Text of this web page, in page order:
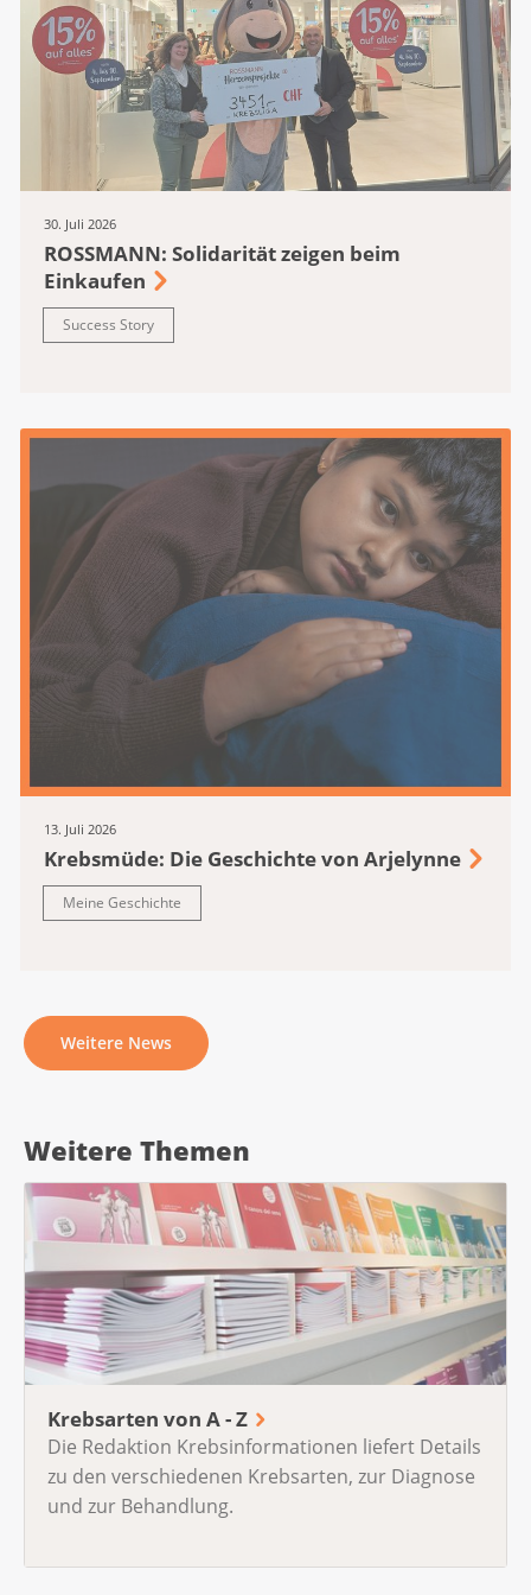
30. Juli 2026
ROSSMANN: Solidarität zeigen beim
Einkaufen
Success Story
13. Juli 2026
Krebsmüde: Die Geschichte von Arjelynne
Meine Geschichte
Weitere News
Weitere Themen
Krebsarten von A - Z
Die Redaktion Krebsinformationen liefert Details
zu den verschiedenen Krebsarten, zur Diagnose
und zur Behandlung.